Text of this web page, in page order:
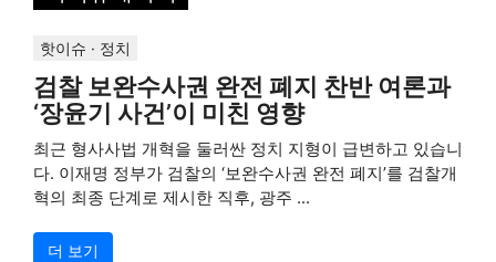
핫이슈 · 정치
검찰 보완수사권 완전 폐지 찬반 여론과
‘장윤기 사건’이 미친 영향
최근 형사사법 개혁을 둘러싼 정치 지형이 급변하고 있습니
다. 이재명 정부가 검찰의 ‘보완수사권 완전 폐지’를 검찰개
혁의 최종 단계로 제시한 직후, 광주 ...
더 보기